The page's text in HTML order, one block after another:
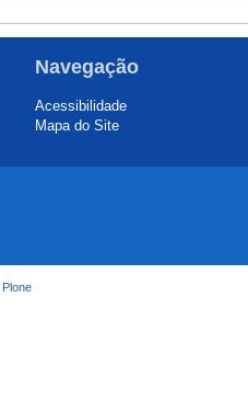
Navegação
Acessibilidade
Mapa do Site
Plone